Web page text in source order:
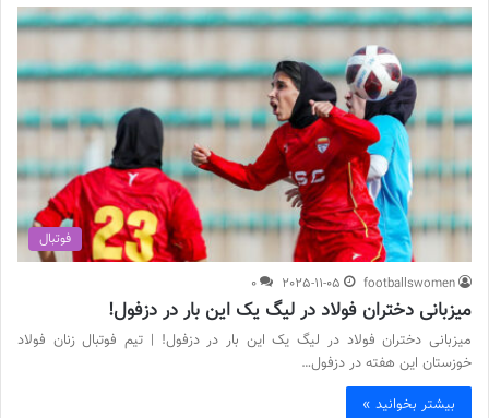
فوتبال
footballswomen
2025-11-05
0
میزبانی دختران فولاد در لیگ یک این بار در دزفول!
میزبانی دختران فولاد در لیگ یک این بار در دزفول! | تیم فوتبال زنان فولاد
خوزستان این هفته در دزفول…
بیشتر بخوانید »